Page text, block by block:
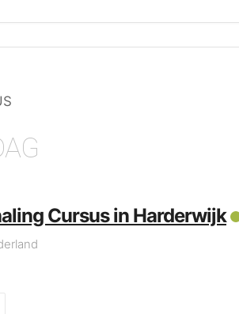
Cursus in Harderwijk